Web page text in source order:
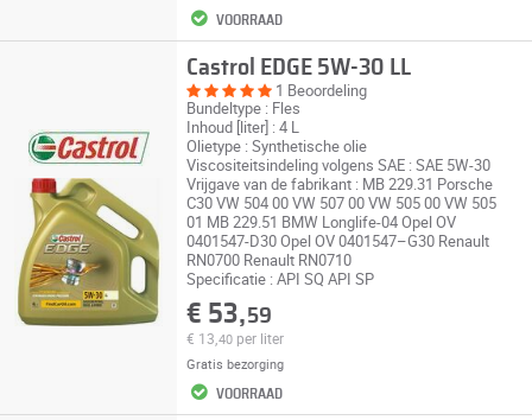
VOORRAAD
Castrol EDGE 5W-30 LL
1 Beoordeling
Bundeltype : Fles
Inhoud [liter] : 4 L
Olietype : Synthetische olie
Viscositeitsindeling volgens SAE : SAE 5W-30
Vrijgave van de fabrikant : MB 229.31 Porsche
C30 VW 504 00 VW 507 00 VW 505 00 VW 505
01 MB 229.51 BMW Longlife-04 Opel OV
0401547-D30 Opel OV 0401547–G30 Renault
RN0700 Renault RN0710
Specificatie : API SQ API SP
€ 53,59
€ 13, 40 per liter
Gratis bezorging
VOORRAAD